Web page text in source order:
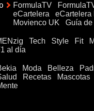
FormulaTV
eCartelera
eCartelera
Movienco UK
Guía
Tech Style Fit
al día
Moda Belleza
Recetas Mascotas